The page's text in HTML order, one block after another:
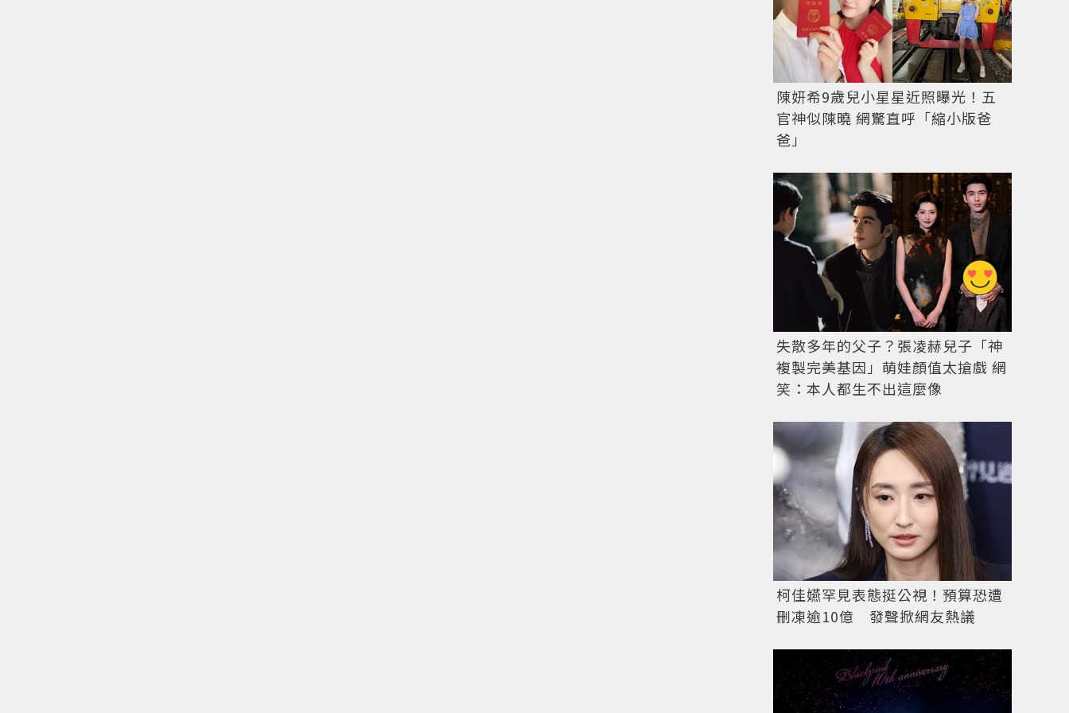
陳妍希9歲兒小星星近照曝光！五
官神似陳曉 網驚直呼「縮小版爸
爸」
失散多年的父子？張凌赫兒子「神
複製完美基因」萌娃顏值太搶戲 網
笑：本人都生不出這麼像
柯佳嬿罕見表態挺公視！預算恐遭
刪凍逾10億 發聲掀網友熱議